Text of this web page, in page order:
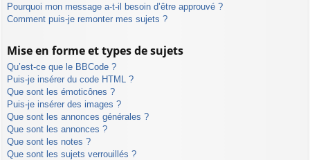
Pourquoi mon message a-t-il besoin d’être approuvé ?
Comment puis-je remonter mes sujets ?
Mise en forme et types de sujets
Qu’est-ce que le BBCode ?
Puis-je insérer du code HTML ?
Que sont les émoticônes ?
Puis-je insérer des images ?
Que sont les annonces générales ?
Que sont les annonces ?
Que sont les notes ?
Que sont les sujets verrouillés ?